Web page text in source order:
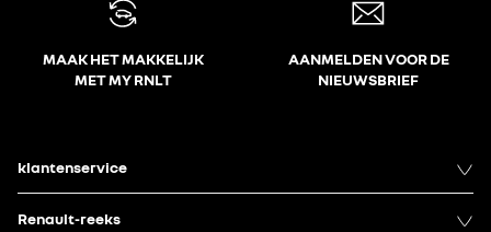
MAAK HET MAKKELIJK
MET MY RNLT
AANMELDEN VOOR DE
NIEUWSBRIEF
klantenservice
Renault-reeks